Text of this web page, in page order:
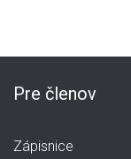
Pre členov
Zápisnice